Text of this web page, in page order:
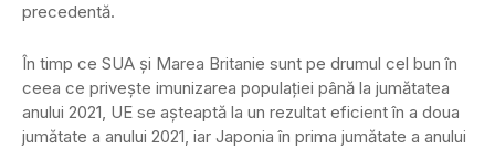
precedentă.
În timp ce SUA şi Marea Britanie sunt pe drumul cel bun în
ceea ce priveşte imunizarea populaţiei până la jumătatea
anului 2021, UE se aşteaptă la un rezultat eficient în a doua
jumătate a anului 2021, iar Japonia în prima jumătate a anului